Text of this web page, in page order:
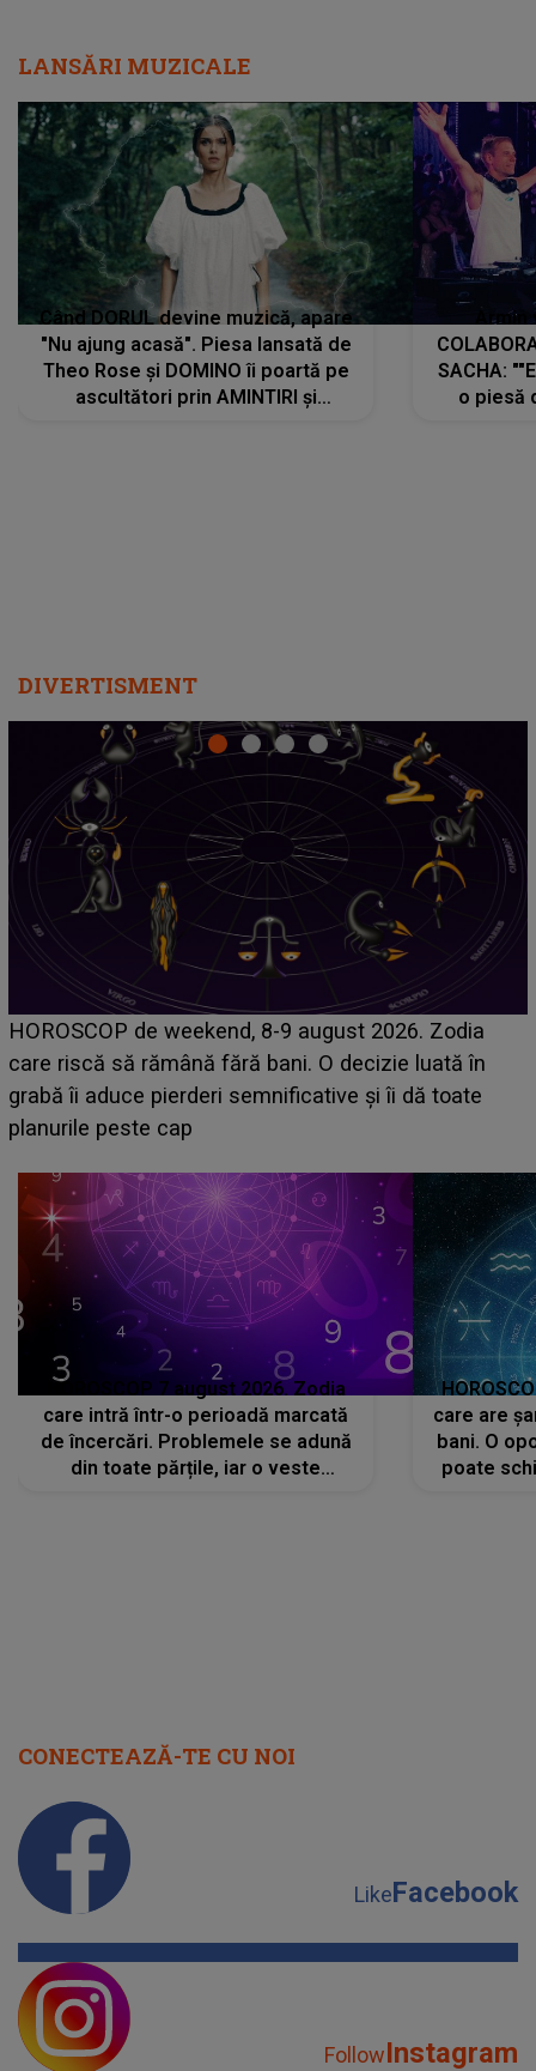
LANSĂRI MUZICALE
Când DORUL devine muzică, apare
"Nu ajung acasă". Piesa lansată de
Theo Rose și DOMINO îi poartă pe
ascultători prin AMINTIRI și
SACHA:
o piesă
DIVERTISMENT
Emanuel a ținut ACEST DETALIU ASCUNS până
acum! În fața Alexandrei, concurentul din Casa Iubirii
face o MĂRTURISIRE NEAȘTEPTATĂ despre mama
sa: "I-am spus și ei în față, eu nu te iubesc pentru
HOROSCOP 7 august 2026. Zodia
care intră într-o perioadă marcată
de încercări. Problemele se adună
din toate părțile, iar o veste
care are
bani. O
poate
CONECTEAZĂ-TE CU NOI
LikeFacebook
FollowInstagram